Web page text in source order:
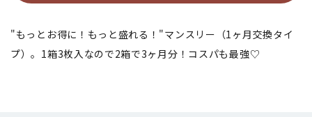
"もっとお得に！もっと盛れる！"マンスリー（1ヶ月交換タイ
プ）。1箱3枚入なので2箱で3ヶ月分！コスパも最強♡